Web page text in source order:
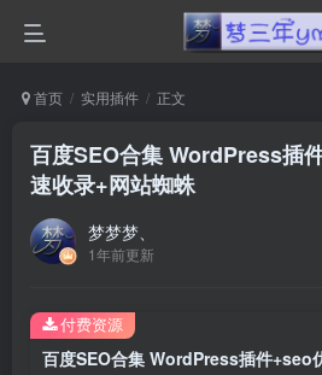
首页 实用插件 正文
百度SEO合集 WordPress插
速收录+网站蜘蛛
梦梦梦、
1年前更新
付费资源